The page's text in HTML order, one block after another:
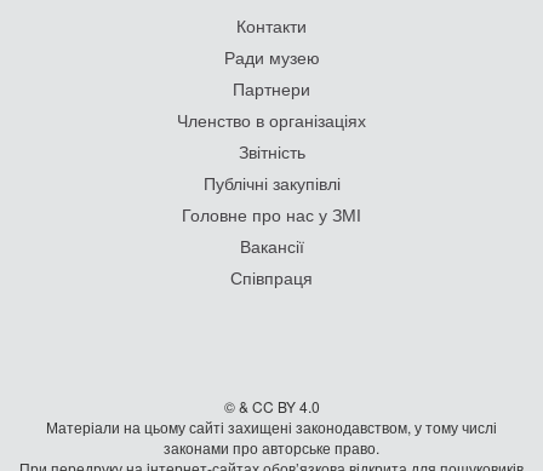
Контакти
Ради музею
Партнери
Членство в організаціях
Звітність
Публічні закупівлі
Головне про нас у ЗМІ
Вакансії
Співпраця
© & CC BY 4.0
Матеріали на цьому сайті захищені законодавством, у тому числі
законами про авторське право.